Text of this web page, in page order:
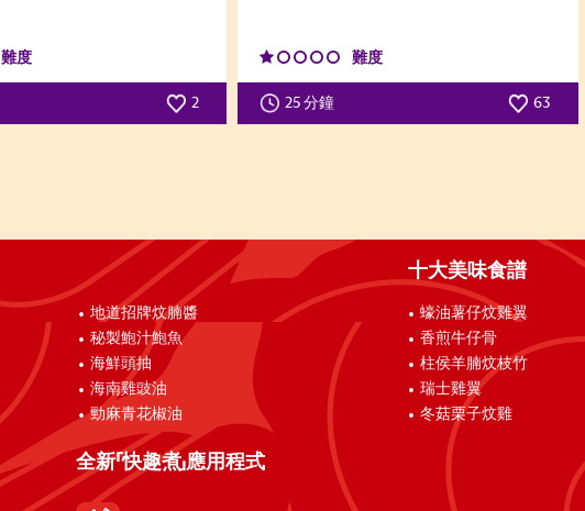
難度
2
難度
25 分鐘 63
地道招牌炆腩醬
秘製鮑汁鮑魚
海鮮頭抽
海南雞豉油
勁麻青花椒油
十大美味食譜
蠔油薯仔炆雞翼
香煎牛仔骨
柱侯羊腩炆枝竹
瑞士雞翼
冬菇栗子炆雞
全新「快趣煮」應用程式